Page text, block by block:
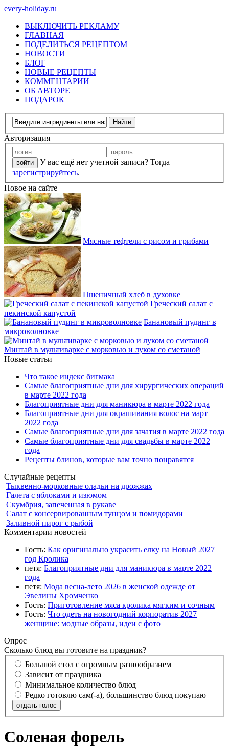
every-holiday.ru
ВЫКЛЮЧИТЬ РЕКЛАМУ
ГЛАВНАЯ
ПОДЕЛИТЬСЯ РЕЦЕПТОМ
НОВОСТИ
БЛОГ
НОВЫЕ РЕЦЕПТЫ
КОММЕНТАРИИ
ОБ АВТОРЕ
ПОДАРОК
Авторизация
У вас ещё нет учетной записи? Тогда
зарегистрируйтесь.
Новое на сайте
Мясные тефтели с рисом и грибами
Пшеничный хлеб в духовке
Греческий салат с
пекинской капустой
Банановый пудинг в
микроволновке
Минтай в мультиварке с морковью и луком со сметаной
Новые статьи
Что такое индекс бигмака
Самые благоприятные дни для хирургических операций
в марте 2022 года
Благоприятные дни для маникюра в марте 2022 года
Благоприятные дни для окрашивания волос на март
2022 года
Самые благоприятные дни для зачатия в марте 2022 года
Самые благоприятные дни для свадьбы в марте 2022
года
Рецепты блинов, которые вам точно понравятся
Случайные рецепты
Тыквенно-морковные оладьи на дрожжах
Галета с яблоками и изюмом
Скумбрия, запеченная в рукаве
Салат с консервированным тунцом и помидорами
Заливной пирог с рыбой
Комментарии новостей
Гость: Как оригинально украсить елку на Новый 2027
год Кролика
петя: Благоприятные дни для маникюра в марте 2022
года
петя: Мода весна-лето 2026 в женской одежде от
Эвелины Хромченко
Гость: Приготовление мяса кролика мягким и сочным
Гость: Что одеть на новогодний корпоратив 2027
женщине: модные образы, идеи с фото
Опрос
Сколько блюд вы готовите на праздник?
Большой стол с огромным разнообразием
Зависит от праздника
Минимальное количество блюд
Редко готовлю сам(-а), большинство блюд покупаю
отдать голос
Соленая форель